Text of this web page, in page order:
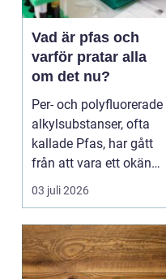
Vad är pfas och
varför pratar alla
om det nu?
Per- och polyfluorerade
alkylsubstanser, ofta
kallade Pfas, har gått
från att vara ett okänt
kemiskt...
03 juli 2026